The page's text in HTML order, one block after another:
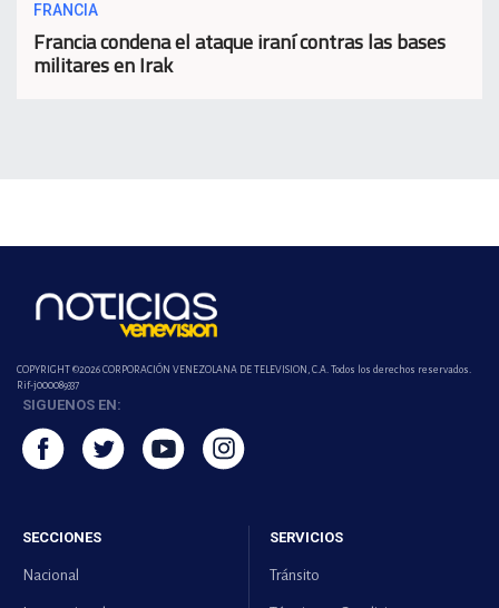
FRANCIA
Francia condena el ataque iraní contras las bases
militares en Irak
COPYRIGHT ©2026 CORPORACIÓN VENEZOLANA DE TELEVISION, C.A. Todos los derechos reservados.
Rif-j000089337
SIGUENOS EN:
SECCIONES
Nacional
SERVICIOS
Tránsito